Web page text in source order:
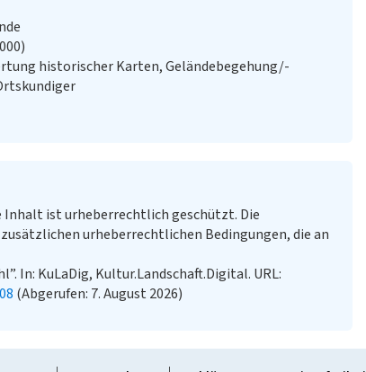
historischer Karten, Geländebegehung/-
Inhalt ist urheberrechtlich geschützt. Die
urheberrechtlichen Bedingungen, die an
In: KuLaDig, Kultur.Landschaft.Digital. URL:
(Abgerufen: 7. August 2026)